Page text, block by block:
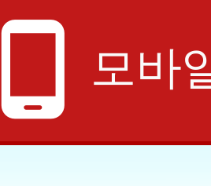
phone_android 모바